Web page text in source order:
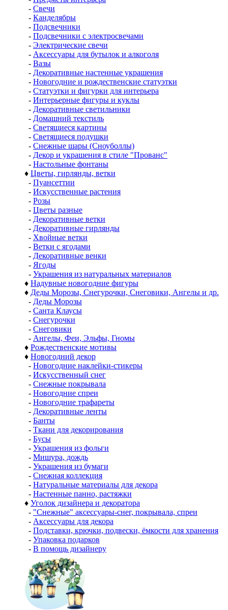
- Свечи
- Канделябры
- Подсвечники
- Подсвечники с электросвечами
- Электрические свечи
- Аксессуары для бутылок и алкоголя
- Вазы
- Декоративные настенные украшения
- Новогодние и рождественские статуэтки
- Статуэтки и фигурки для интерьера
- Интерьерные фигуры и куклы
- Декоративные светильники
- Домашний текстиль
- Светящиеся картины
- Светящиеся подушки
- Снежные шары (Сноуболлы)
- Декор и украшения в стиле "Прованс"
- Настольные фонтаны
♦ Цветы, гирлянды, ветки
- Пуансеттии
- Искусственные растения
- Розы
- Цветы разные
- Декоративные ветки
- Декоративные гирлянды
- Хвойные ветки
- Ветки с ягодами
- Декоративные венки
- Ягоды
- Украшения из натуральных материалов
♦ Надувные новогодние фигуры
♦ Деды Морозы, Снегурочки, Снеговики, Ангелы и др.
- Деды Морозы
- Санта Клаусы
- Снегурочки
- Снеговики
- Ангелы, Феи, Эльфы, Гномы
♦ Рождественские мотивы
♦ Новогодний декор
- Новогодние наклейки-стикеры
- Искусственный снег
- Снежные покрывала
- Новогодние спреи
- Новогодние трафареты
- Декоративные ленты
- Банты
- Ткани для декорирования
- Бусы
- Украшения из фольги
- Мишура, дождь
- Украшения из бумаги
- Снежная коллекция
- Натуральные материалы для декора
- Настенные панно, растяжки
♦ Уголок дизайнера и декоратора
- "Снежные" аксессуары-снег, покрывала, спреи
- Аксессуары для декора
- Подставки, крючки, подвески, ёмкости для хранения
- Упаковка подарков
- В помощь дизайнеру